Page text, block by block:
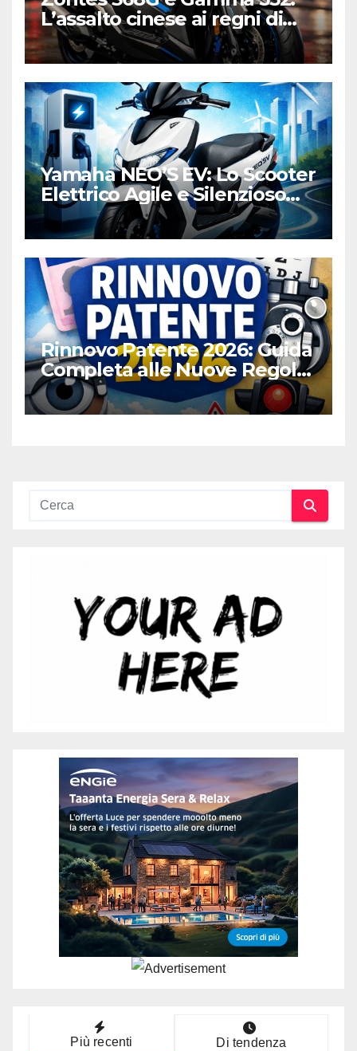
L’assalto cinese ai regni di
Honda e Yamaha
Yamaha NEO’S EV: Lo Scooter
Elettrico Agile e Silenzioso
per la Città
Rinnovo Patente 2026: Guida
Completa alle Nuove Regole,
Digitalizzazione e Costi
Più recenti Di tendenza